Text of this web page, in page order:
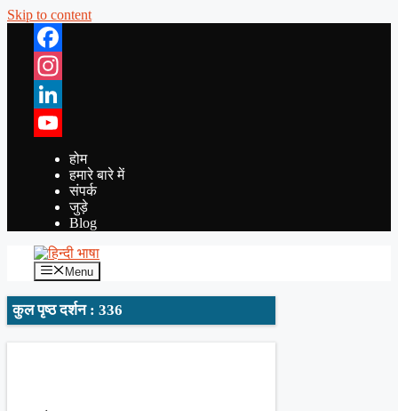
Skip to content
Facebook
Instagram
LinkedIn
YouTube
होम
हमारे बारे में
संपर्क
जुड़े
Blog
Menu
कुल पृष्ठ दर्शन : 336